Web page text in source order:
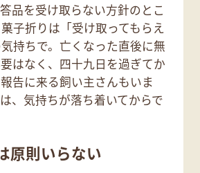
品を受け取らない方針のとこ
子折りは「受け取ってもらえ
持ちで。亡くなった直後に無
はなく、四十九日を過ぎてか
告に来る飼い主さんもいま
、気持ちが落ち着いてからで
原則いらない